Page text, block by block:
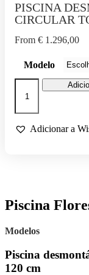
PISCINA
CIRCULAR
From € 1.296,00
Modelo
Quantidade
DESMONTÁVEL
FLORESTA
Adicionar a
Piscina
Modelos
Piscina
120 cm